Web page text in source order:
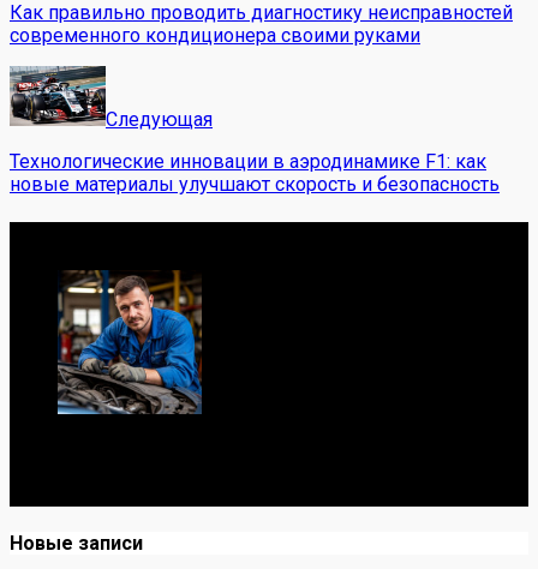
Как правильно проводить диагностику неисправностей
современного кондиционера своими руками
Следующая
Технологические инновации в аэродинамике F1: как
новые материалы улучшают скорость и безопасность
Новые записи